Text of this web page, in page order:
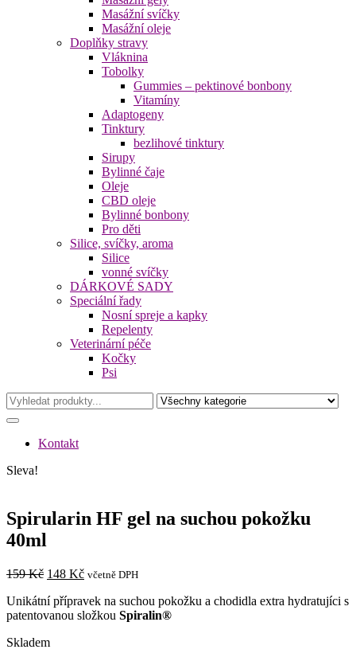
Masážní svíčky
Masážní oleje
Doplňky stravy
Vláknina
Tobolky
Gummies – pektinové bonbony
Vitamíny
Adaptogeny
Tinktury
bezlihové tinktury
Sirupy
Bylinné čaje
Oleje
CBD oleje
Bylinné bonbony
Pro děti
Silice, svíčky, aroma
Silice
vonné svíčky
DÁRKOVÉ SADY
Speciální řady
Nosní spreje a kapky
Repelenty
Veterinární péče
Kočky
Psi
Kontakt
Sleva!
Spirularin HF gel na suchou pokožku
40ml
159Kč Původní
byla:
159 Kč.
148 KčAktuální
je:
148 Kč.
včetně DPH
Unikátní přípravek na suchou pokožku a chodidla extra hydratujíci s
patentovanou složkou Spiralin®
Skladem